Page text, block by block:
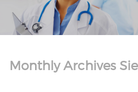
Monthly Archives